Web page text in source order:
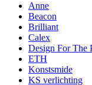
Anne
Beacon
Brilliant
Calex
Design For The
ETH
Konstsmide
KS verlichting